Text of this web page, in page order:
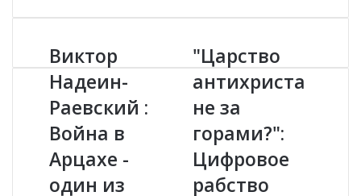
В
и
к
т
о
р
Н
а
д
Виктор
Надеин-
Раевский :
Война в
Арцахе -
один из
"
Ц
а
р
с
т
в
о
а
"Царство
антихриста
не за
горами?":
Цифровое
рабство